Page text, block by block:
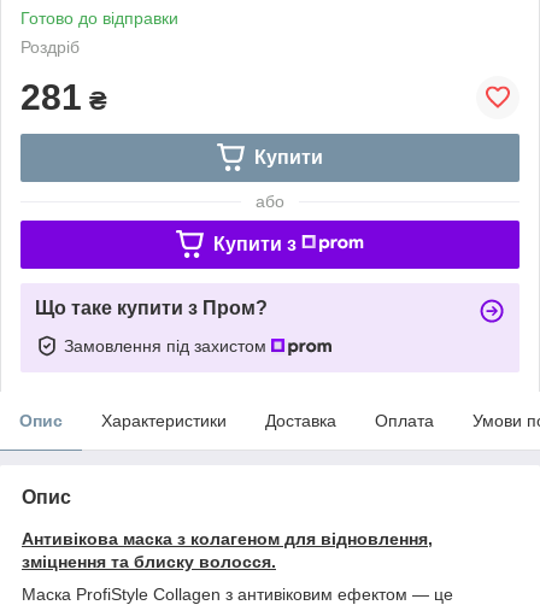
Готово до відправки
Роздріб
281 ₴
Купити
або
Купити з
Що таке купити з Пром?
Замовлення під захистом
Опис Характеристики Доставка Оплата Умови
Опис
Антивікова маска з колагеном для відновлення,
зміцнення та блиску волосся.
Маска ProfiStyle Collagen з антивіковим ефектом — це